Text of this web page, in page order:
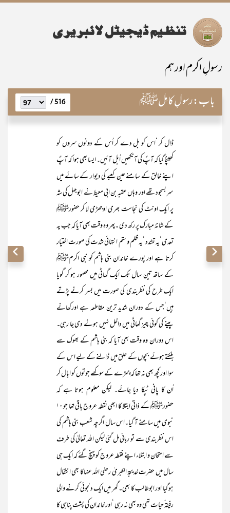
رسولِ اکرم اور ہم
باب:رسولِ کامِلﷺ 516 /
ڈال کر ‘اس کو بل دے کر اُس کے دونوں سروں کو
کھینچا گیا کہ آپؐ کی آنکھیں اُبل آئیں۔ ایسا بھی ہوا کہ آپؐ
اپنے خالق کے سامنے عین کعبے کی دیوار کے سائے میں
سربسجود تھے اور وہاں عقبہ بن ابی معیط نے ابوجہل کی شہ
پر ایک اونٹ کی نجاست بھری اوجھڑی لا کر حضورﷺ
کے شانۂ مبارک پر رکھ دی ۔پھر وہ وقت بھی آیا کہ جب یہ
تعدی‘یہ تشدد ‘یہ ظلم و ستم انتہائی شدت کی صورت اختیار
کرتا ہے اور پورے خاندان بنی ہاشم کو نبی اکرمﷺ
کے ساتھ تین سال تک ایک گھاٹی میں محصور ہو کر گویا
ایک طرح کی نظربندی کی صورت میں بسر کرنے پڑتے
ہیں‘جس کے دوران شدید ترین مقاطعہ ہے اورکھانے
پینے کی کوئی چیز گھاٹی میں داخل نہیں ہونے دی جا رہی۔
اس دوران وہ وقت بھی آیا کہ بنی ہاشم کے بھوک سے
بلکتے ہوئے بچوں کے حلق میں ڈالنے کے لیے اس کے
سوا اور کچھ بھی نہ تھا کہ چمڑے کے سوکھے جوتوں کو ابال کر
اُن کا پانی ٹپکا دیا جائے۔ لیکن معلوم ہوتا ہے کہ
حضورﷺ کے ذاتی ابتلا کا ابھی نقطہ عروج باقی تھا جو ۱۰
نبوی میں سامنے آ گیا۔اس سال اگرچہ شعب بنی ہاشم کی
اس نظربندی سے تو رہائی مل گئی لیکن اللہ تعالیٰ کی طرف
سے امتحان و ابتلاء اپنے نقطہ عروج کو پہنچ گئے کہ ایک ہی
سال میں حضرت خدیجۃ الکبریٰ رضی اللہ عنہاکا بھی انتقال
ہو گیا اور ابوطالب کا بھی۔ گھر میں ایک دلجوئی کرنے والی
رفیقہ ٔحیات تھی وہ بھی نہ رہی ‘اور خاندان کی پشت پناہی کا